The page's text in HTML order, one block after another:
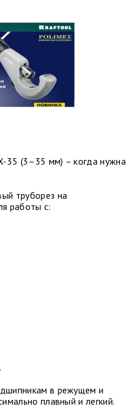
35 (3–35 мм) – когда нужна
труборез на
работы с:
в режущем и
плавный и легкий.